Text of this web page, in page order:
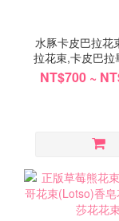
水豚卡皮巴拉花
拉花束,卡皮巴拉
屬豬畢業
NT$700 ~